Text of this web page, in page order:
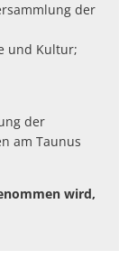
der
und Kultur;
der
am Taunus
wird,